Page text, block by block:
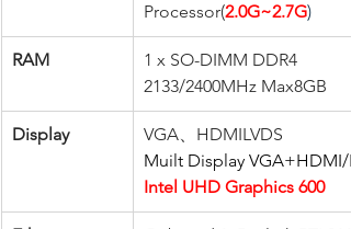
Processor(2.0G~2.7G)
RAM
1 x SO-DIMM DDR4
2133/2400MHz Max8GB
Display
VGA、HDMILVDS
Muilt Display VGA+HDMI/
Intel UHD Graphics 600